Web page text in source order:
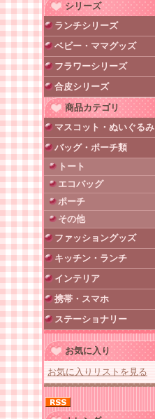
シリーズ
ランチシリーズ
ベビー・ママグッズ
フラワーシリーズ
合皮シリーズ
商品カテゴリ
マスコット・ぬいぐるみ
バッグ・ポーチ類
トート
エコバッグ
ポーチ
その他
ファッショングッズ
キッチン・ランチ
インテリア
携帯・スマホ
ステーショナリー
お気に入り
お気に入りリストを見る